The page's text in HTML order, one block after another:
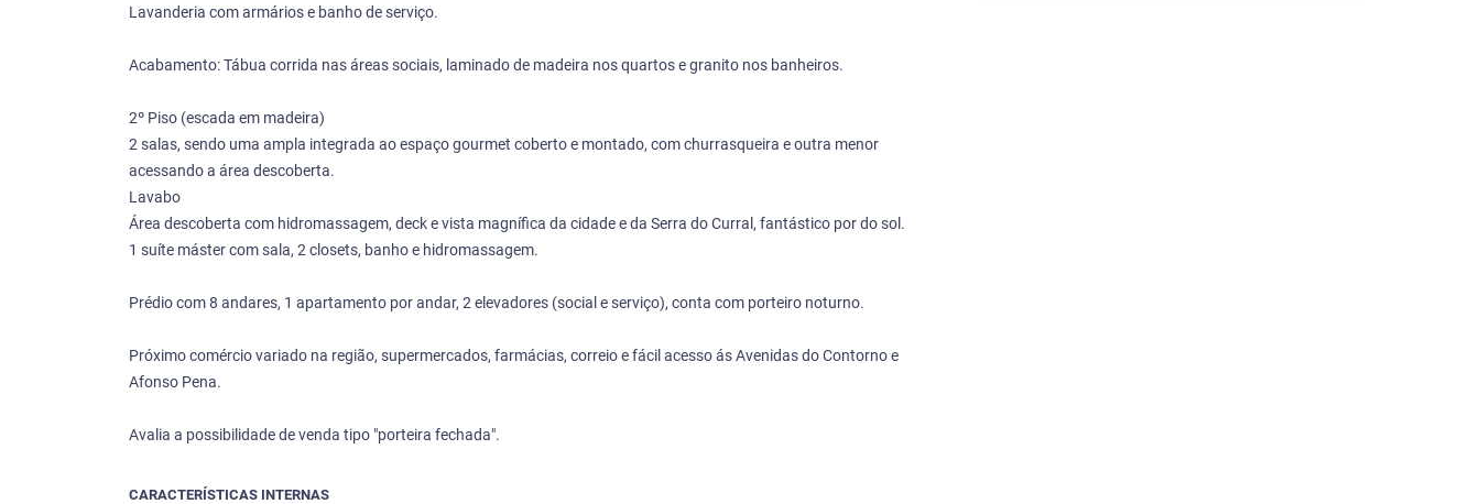
Lavanderia com armários e banho de serviço.
Acabamento: Tábua corrida nas áreas sociais, laminado de madeira nos quartos e granito nos banheiros.
2º Piso (escada em madeira)
2 salas, sendo uma ampla integrada ao espaço gourmet coberto e montado, com churrasqueira e outra menor
acessando a área descoberta.
Lavabo
Área descoberta com hidromassagem, deck e vista magnífica da cidade e da Serra do Curral, fantástico por do sol.
1 suíte máster com sala, 2 closets, banho e hidromassagem.
Prédio com 8 andares, 1 apartamento por andar, 2 elevadores (social e serviço), conta com porteiro noturno.
Próximo comércio variado na região, supermercados, farmácias, correio e fácil acesso ás Avenidas do Contorno e
Afonso Pena.
Avalia a possibilidade de venda tipo "porteira fechada".
CARACTERÍSTICAS INTERNAS